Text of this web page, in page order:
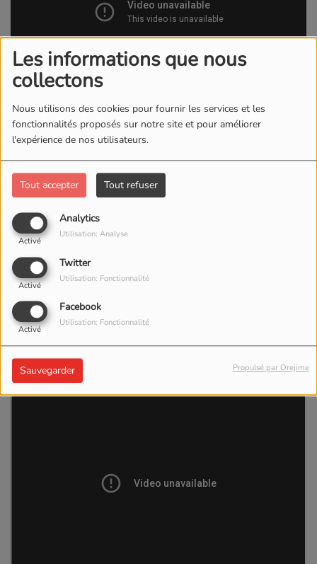
Les informations que nous
collectons
Nous utilisons des cookies pour fournir les services et les
fonctionnalités proposés sur notre site et pour améliorer
l'expérience de nos utilisateurs.
Tout accepter Tout refuser
Analytics
Activé
Utilisation: Analyse
Twitter
Activé
Utilisation: Fonctionnalité
Facebook
Activé
Utilisation: Fonctionnalité
Sauvegarder Propulsé par Orejime
01 JUIN 2026